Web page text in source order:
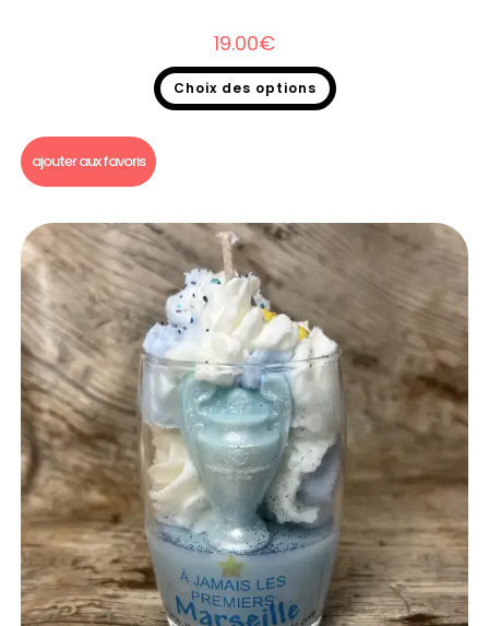
19.00€
Choix des options
ajouter aux favoris